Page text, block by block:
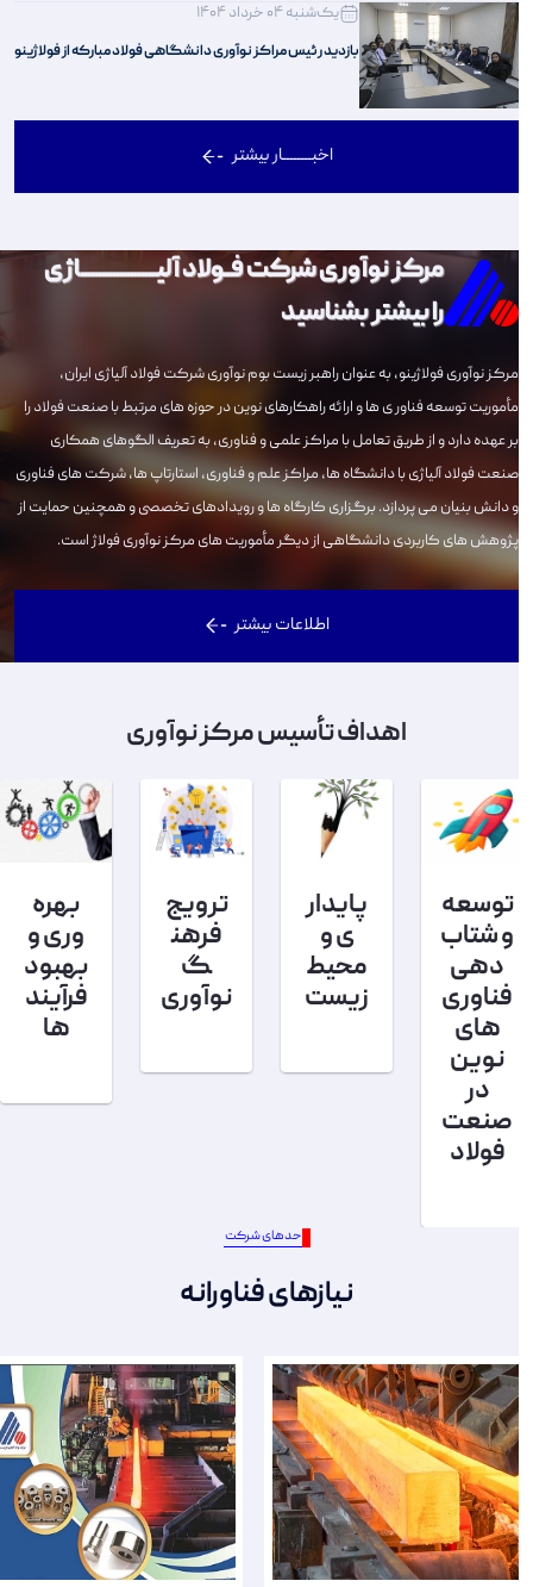
یک‌شنبه 04 خرداد 1404
بازدید رئیس مراکز نوآوری دانشگاهی فولاد مبارکه از فولاژینو
اخبــــــــار بیشتر
مرکز نوآوری شرکت فــولاد آلیـــــــــــــــــــــاژی
را بیشتر بشناسید
مرکز نوآوری فولاژینو، به عنوان راهبر زیست بوم نوآوری شرکت فولاد آلیاژی ایران،
مأموریت توسعه فناور ی ها و ارائه راهکارهای نوین در حوزه های مرتبط با صنعت فولاد را
بر عهده دارد و از طریق تعامل با مراکز علمی و فناوری، به تعریف الگوهای همکاری
صنعت فولاد آلیاژی با دانشگاه ها، مراکز علم و فناوری، استارتاپ ها، شرکت های فناوری
و دانش بنیان می پردازد. برگزاری کارگاه ها و رویدادهای تخصصی و همچنین حمایت از
پژوهش های کاربردی دانشگاهی از دیگر مأموریت های مرکز نوآوری فولاژ است.
اطلاعات بیشتر
اهداف تأسیس مرکز نوآوری
توسعه
و شتاب
دهی
فناوری
های
نوین
در
صنعت
فولاد
پایدار
ی و
محیط
زیست
ترویج
فرهن
گ
نوآوری
بهره
وری و
بهبود
فرآیند
ها
واحدهای شرکت
نیازهای فناورانه